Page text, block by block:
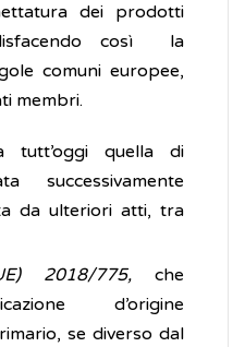
dei prodotti
così la
comuni europee,
membri.
tutt’oggi quella di
successivamente
da ulteriori atti, tra
2018/775, che
d’origine
se diverso dal